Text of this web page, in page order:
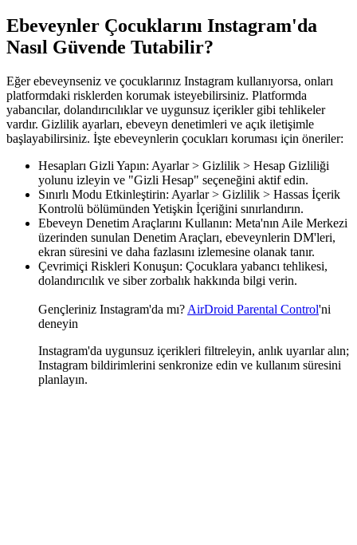
Ebeveynler Çocuklarını Instagram'da
Nasıl Güvende Tutabilir?
Eğer ebeveynseniz ve çocuklarınız Instagram kullanıyorsa, onları
platformdaki risklerden korumak isteyebilirsiniz. Platformda
yabancılar, dolandırıcılıklar ve uygunsuz içerikler gibi tehlikeler
vardır. Gizlilik ayarları, ebeveyn denetimleri ve açık iletişimle
başlayabilirsiniz. İşte ebeveynlerin çocukları koruması için öneriler:
Hesapları Gizli Yapın: Ayarlar > Gizlilik > Hesap Gizliliği
yolunu izleyin ve "Gizli Hesap" seçeneğini aktif edin.
Sınırlı Modu Etkinleştirin: Ayarlar > Gizlilik > Hassas İçerik
Kontrolü bölümünden Yetişkin İçeriğini sınırlandırın.
Ebeveyn Denetim Araçlarını Kullanın: Meta'nın Aile Merkezi
üzerinden sunulan Denetim Araçları, ebeveynlerin DM'leri,
ekran süresini ve daha fazlasını izlemesine olanak tanır.
Çevrimiçi Riskleri Konuşun: Çocuklara yabancı tehlikesi,
dolandırıcılık ve siber zorbalık hakkında bilgi verin.
Gençleriniz Instagram'da mı? AirDroid Parental Control'ni
deneyin
Instagram'da uygunsuz içerikleri filtreleyin, anlık uyarılar alın;
Instagram bildirimlerini senkronize edin ve kullanım süresini
planlayın.